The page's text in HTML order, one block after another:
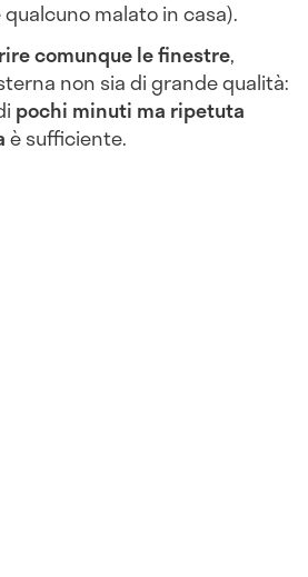
malato in casa).
comunque le finestre,
non sia di grande qualità:
pochi minuti ma ripetuta
è sufficiente.